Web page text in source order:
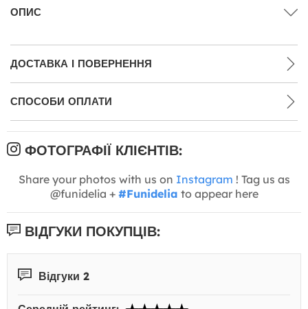
ОПИС
ДОСТАВКА І ПОВЕРНЕННЯ
СПОСОБИ ОПЛАТИ
ФОТОГРАФІЇ КЛІЄНТІВ:
Share your photos with us on Instagram ! Tag us as
@funidelia + #Funidelia to appear here
ВІДГУКИ ПОКУПЦІВ:
Відгуки 2